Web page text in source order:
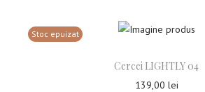
Stoc epuizat
Cercei LIGHTLY 04
139,00 lei